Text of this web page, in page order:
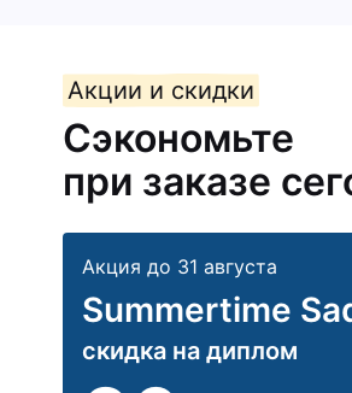
Акции и скидки
Сэкономьте
при заказе
Акция до 31 августа
Summertime
скидка на диплом